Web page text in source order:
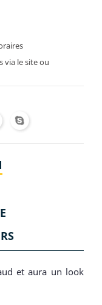
via le site ou
et aura un look